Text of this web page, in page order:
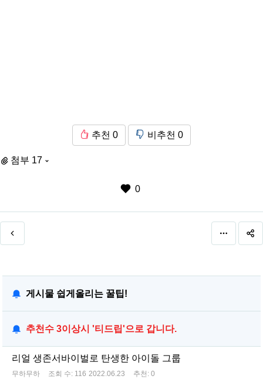
추천 0 비추천 0
첨부 17
0
게시물 쉽게올리는 꿀팁!
추천수 3이상시 '티드립'으로 갑니다.
리얼 생존서바이벌로 탄생한 아이돌 그룹
무하무하 조회 수: 116 2022.06.23 추천: 0